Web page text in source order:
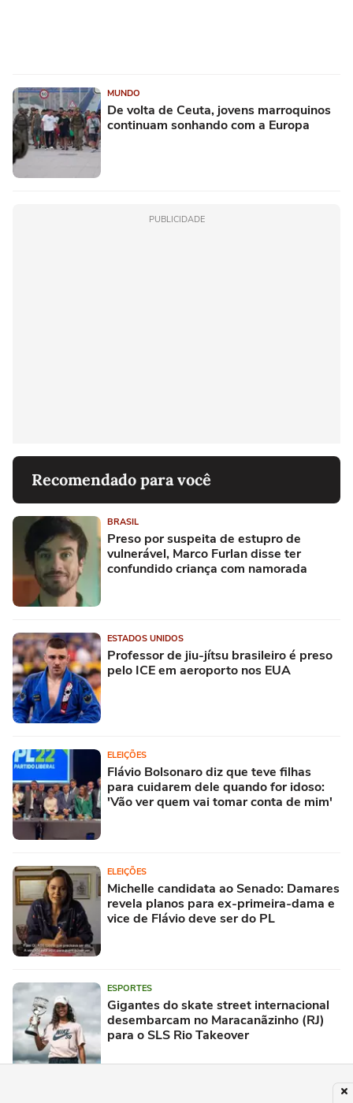
MUNDO
De volta de Ceuta, jovens marroquinos
continuam sonhando com a Europa
PUBLICIDADE
Recomendado para você
BRASIL
Preso por suspeita de estupro de
vulnerável, Marco Furlan disse ter
confundido criança com namorada
ESTADOS UNIDOS
Professor de jiu-jítsu brasileiro é preso
pelo ICE em aeroporto nos EUA
ELEIÇÕES
Flávio Bolsonaro diz que teve filhas
para cuidarem dele quando for idoso:
'Vão ver quem vai tomar conta de mim'
ELEIÇÕES
Michelle candidata ao Senado: Damares
revela planos para ex-primeira-dama e
vice de Flávio deve ser do PL
ESPORTES
Gigantes do skate street internacional
desembarcam no Maracanãzinho (RJ)
para o SLS Rio Takeover